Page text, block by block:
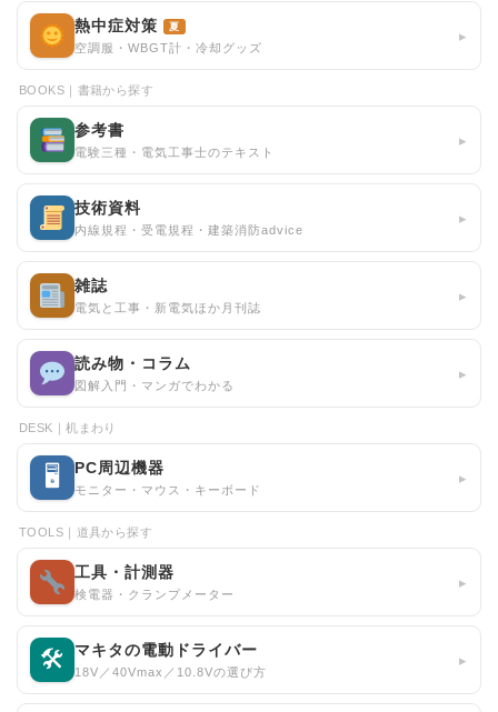
熱中症対策 夏
空調服・WBGT計・冷却グッズ
▸
BOOKS｜書籍から探す
参考書
電験三種・電気工事士のテキスト
▸
技術資料
内線規程・受電規程・建築消防advice
▸
雑誌
電気と工事・新電気ほか月刊誌
▸
読み物・コラム
図解入門・マンガでわかる
▸
DESK｜机まわり
🖥 PC周辺機器
モニター・マウス・キーボード
▸
TOOLS｜道具から探す
工具・計測器
検電器・クランプメーター
▸
🛠 マキタの電動ドライバー
18V／40Vmax／10.8Vの選び方
▸